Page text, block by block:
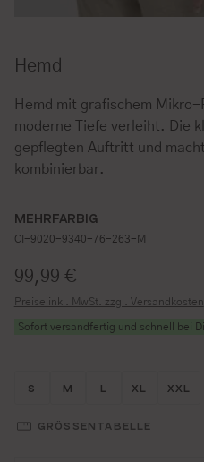
Hemd
Hemd mit grafischem
moderne Tiefe verleiht. Die
gepflegten Auftritt und
kombinierbar.
MEHRFARBIG
CI-9020-9340-76-263-M
Regulärer Preis:
99,99 €
Preise inkl. MwSt. zzgl. Versandkosten
Sofort versandfertig und schnell bei
Größe wählen
S Größe wählen
M Größe
L Größe
XL XXL
GRÖSSENTABELLE